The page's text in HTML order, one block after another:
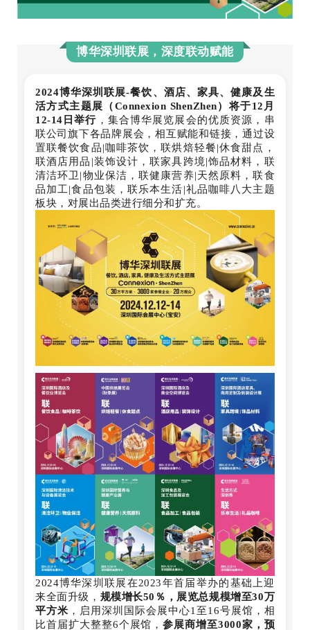
博华深圳联展，深度联动赋能
2024博华深圳联展-餐饮、酒店、家具、健康及生
活方式主题展（Connexion ShenZhen）将于12月
12-14日举行 ，集合博华展览展会的优质资源，串
联公司旗下各品牌展会，相互赋能和链接，通过设
置联餐饮食品|咖啡茶饮，联烘焙轻餐|休食甜点，
联酒店用品|装饰设计，联家具跨境|饰品材料，联
清洁环卫|物业保洁，联健康营养|天然原料，联食
品加工|食品包装，联乐本生活|礼品咖啡八大主题
板块，对展出品类进行细分和扩充。
2024博华深圳联展在2023年首届举办的基础上迎
来全面升级， 规模增长50％，展览总规模增至30万
平方米 ，启用深圳国际会展中心1至16号展馆，相
比首届扩大整整6个展馆，参展商增至3000家，预